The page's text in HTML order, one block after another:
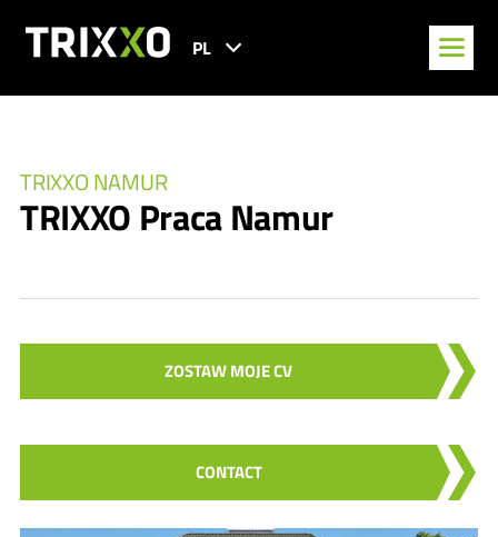
PL
TRIXXO NAMUR
TRIXXO Praca Namur
ZOSTAW MOJE CV
CONTACT